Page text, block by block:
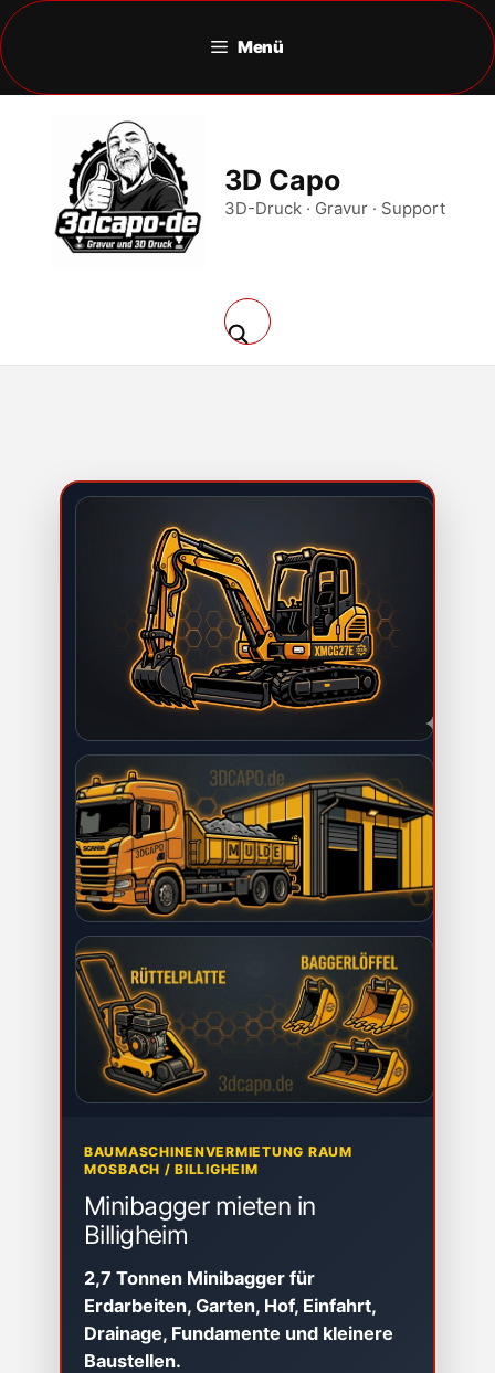
Zum
Inhalt
springen
Menü
3D Capo
3D-Druck · Gravur · Support
BAUMASCHINENVERMIETUNG RAUM
MOSBACH / BILLIGHEIM
Minibagger mieten in
Billigheim
2,7 Tonnen Minibagger für
Erdarbeiten, Garten, Hof, Einfahrt,
Drainage, Fundamente und kleinere
Baustellen.